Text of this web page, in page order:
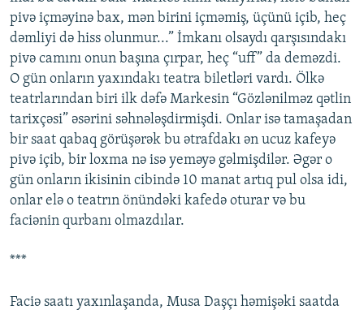
pivə içməyinə bax, mən birini içməmiş, üçünü içib, heç
dəmliyi də hiss olunmur...” İmkanı olsaydı qarşısındakı
pivə camını onun başına çırpar, heç “uff” da deməzdi.
O gün onların yaxındakı teatra biletləri vardı. Ölkə
teatrlarından biri ilk dəfə Markesin “Gözlənilməz qətlin
tarixçəsi” əsərini səhnələşdirmişdi. Onlar isə tamaşadan
bir saat qabaq görüşərək bu ətrafdakı ən ucuz kafeyə
pivə içib, bir loxma nə isə yeməyə gəlmişdilər. Əgər o
gün onların ikisinin cibində 10 manat artıq pul olsa idi,
onlar elə o teatrın önündəki kafedə oturar və bu
faciənin qurbanı olmazdılar.
***
Faciə saatı yaxınlaşanda, Musa Daşçı həmişəki saatda